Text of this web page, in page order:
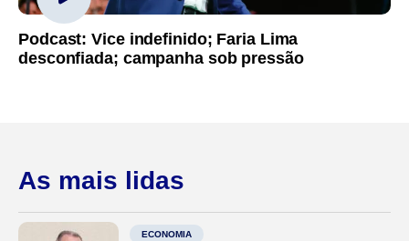
Podcast: Vice indefinido; Faria Lima
desconfiada; campanha sob pressão
As mais lidas
ECONOMIA